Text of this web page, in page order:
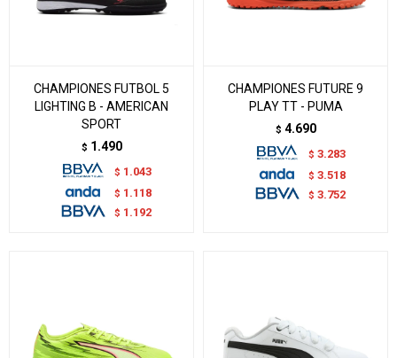
CHAMPIONES FUTBOL 5
LIGHTING B - AMERICAN
SPORT
$ 1.490
$ 1.043
$ 1.118
$ 1.192
CHAMPIONES FUTURE 9
PLAY TT - PUMA
$ 4.690
$ 3.283
$ 3.518
$ 3.752